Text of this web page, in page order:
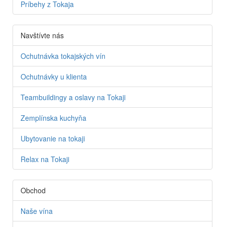
Príbehy z Tokaja
Navštívte nás
Ochutnávka tokajských vín
Ochutnávky u klienta
Teambuildingy a oslavy na Tokaji
Zemplínska kuchyňa
Ubytovanie na tokaji
Relax na Tokaji
Obchod
Naše vína